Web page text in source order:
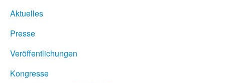
Aktuelles
Presse
Veröffentlichungen
Kongresse